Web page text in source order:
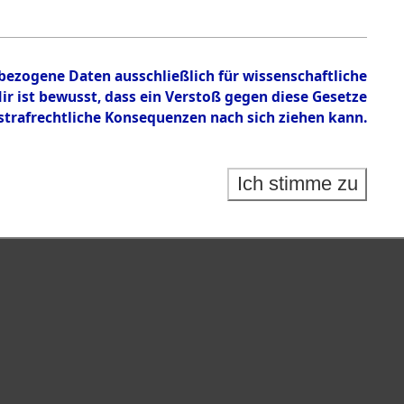
Daten ausschließlich für wissenschaftliche
bewusst, dass ein Verstoß gegen diese Gesetze
Konsequenzen nach sich ziehen kann.
Ich stimme zu